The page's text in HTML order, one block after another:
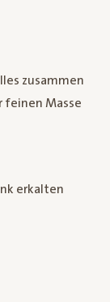
zusammen
feinen Masse
erkalten